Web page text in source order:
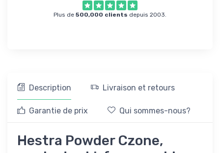
Plus de 500,000 clients depuis 2003.
Description Livraison et retours
Garantie de prix Qui sommes-nous?
Hestra Powder Czone,